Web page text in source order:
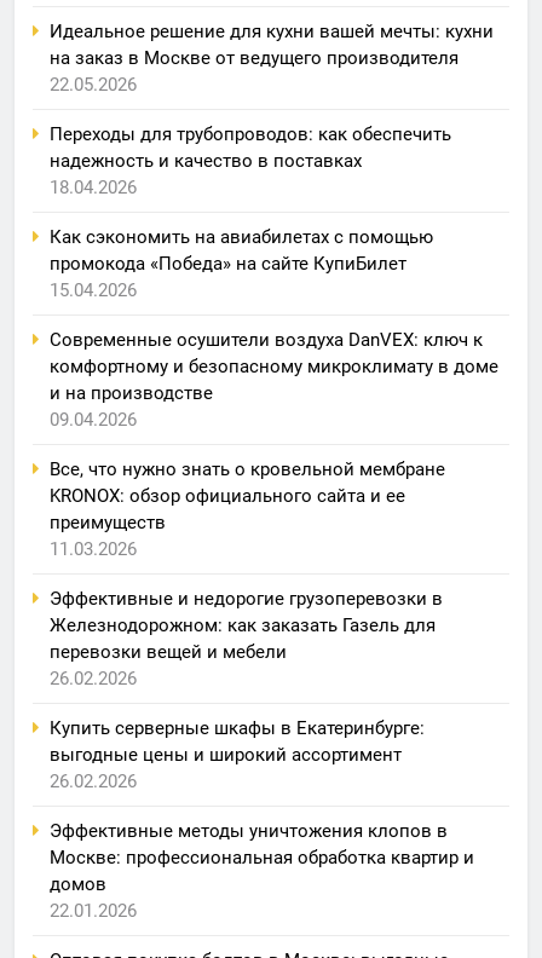
Идеальное решение для кухни вашей мечты: кухни
на заказ в Москве от ведущего производителя
22.05.2026
Переходы для трубопроводов: как обеспечить
надежность и качество в поставках
18.04.2026
Как сэкономить на авиабилетах с помощью
промокода «Победа» на сайте КупиБилет
15.04.2026
Современные осушители воздуха DanVEX: ключ к
комфортному и безопасному микроклимату в доме
и на производстве
09.04.2026
Все, что нужно знать о кровельной мембране
KRONOX: обзор официального сайта и ее
преимуществ
11.03.2026
Эффективные и недорогие грузоперевозки в
Железнодорожном: как заказать Газель для
перевозки вещей и мебели
26.02.2026
Купить серверные шкафы в Екатеринбурге:
выгодные цены и широкий ассортимент
26.02.2026
Эффективные методы уничтожения клопов в
Москве: профессиональная обработка квартир и
домов
22.01.2026